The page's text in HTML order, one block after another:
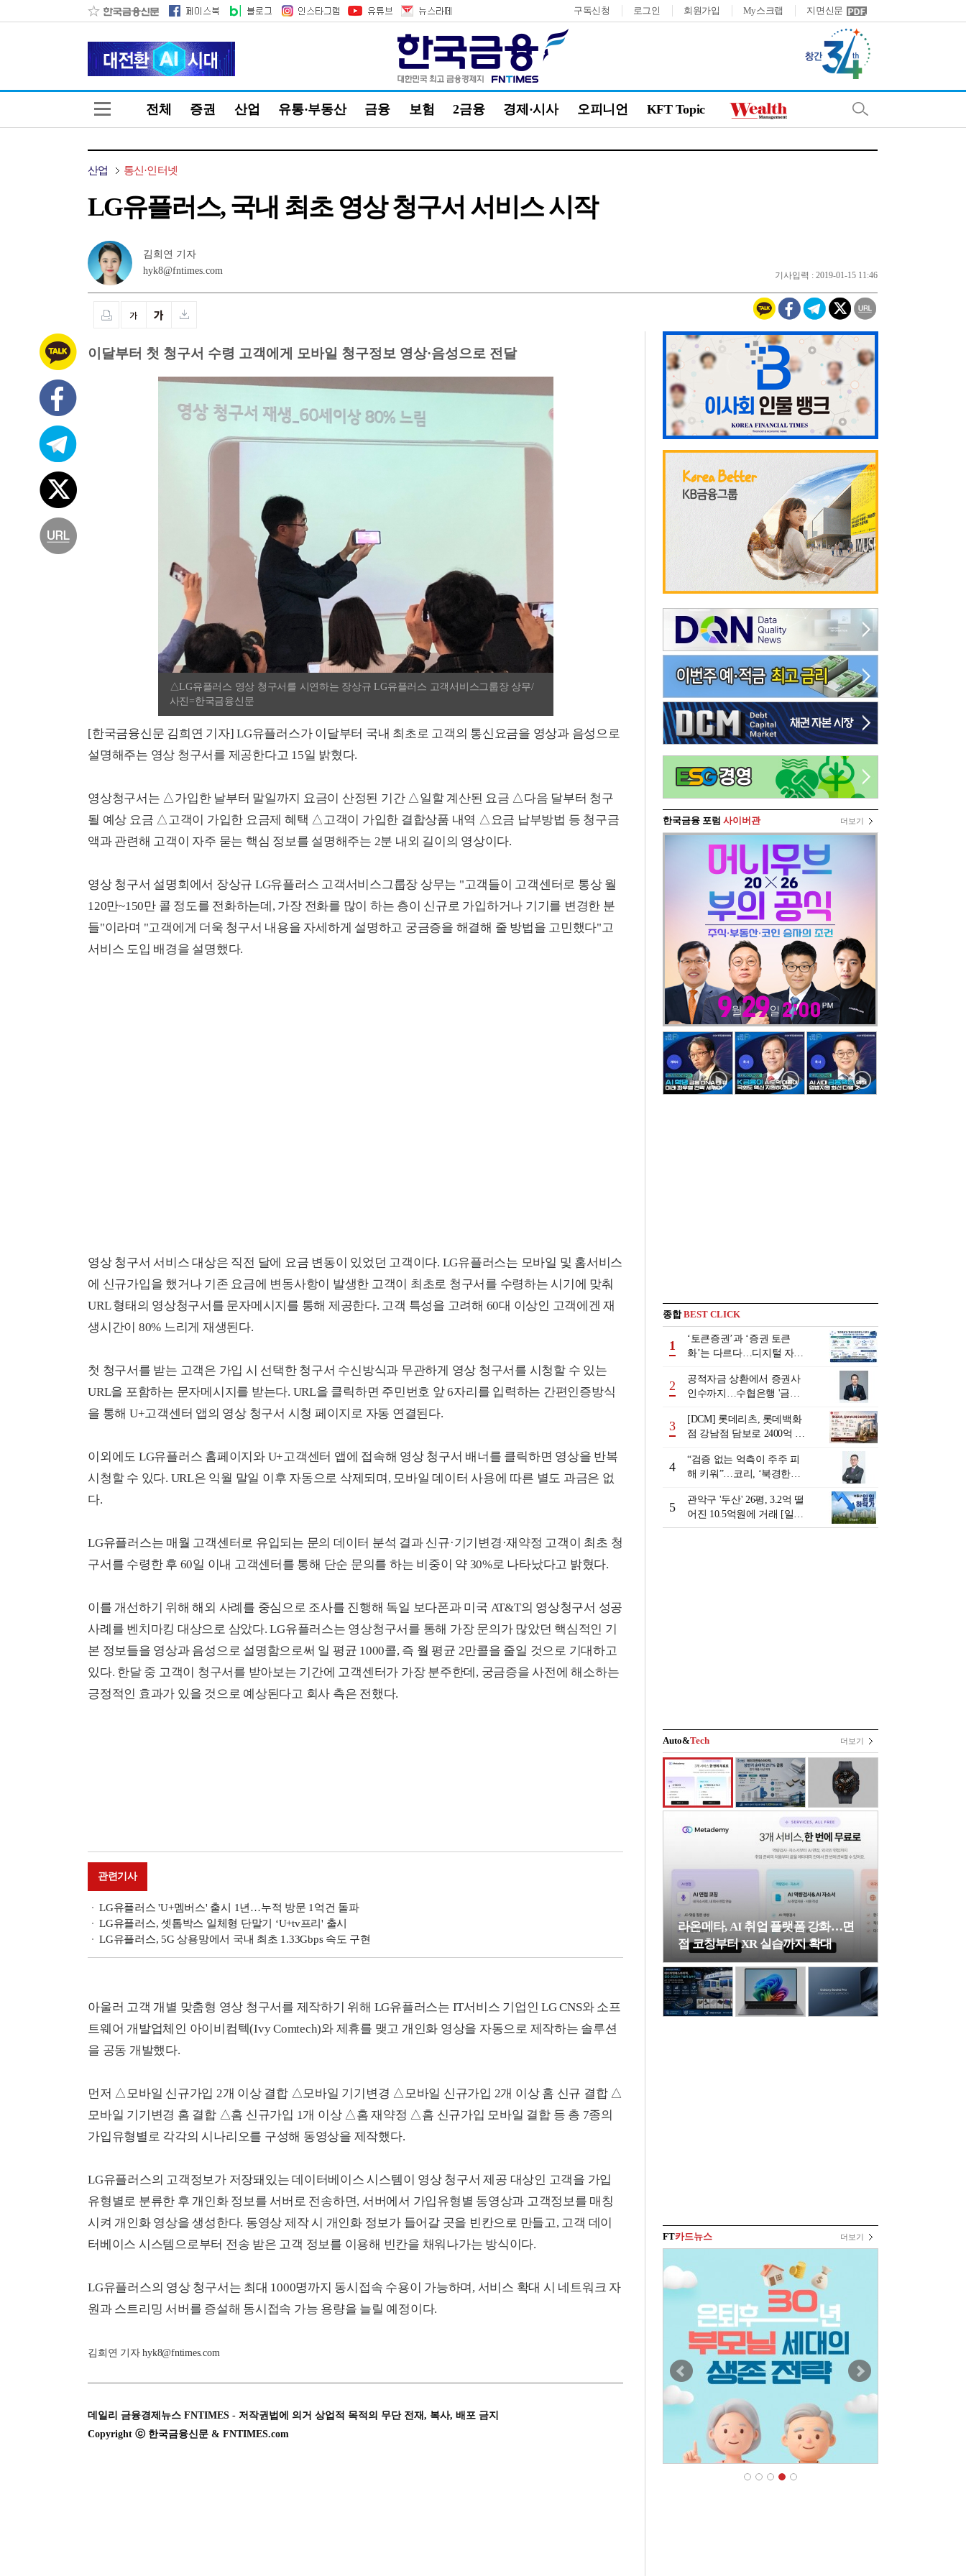
구독신청 로그인 회원가입 My스크랩 지면신문
전체 증권 산업 유통·부동산 금융 보험 2금융 경제·시사 오피니언 KFT Topic
산업 통신·인터넷
LG유플러스, 국내 최초 영상 청구서 서비스 시작
김희연 기자
hyk8@fntimes.com
기사입력 : 2019-01-15 11:46
이달부터 첫 청구서 수령 고객에게 모바일 청구정보 영상·음성으로 전달
△LG유플러스 영상 청구서를 시연하는 장상규 LG유플러스 고객서비스그룹장 상무/
사진=한국금융신문
[한국금융신문 김희연 기자] LG유플러스가 이달부터 국내 최초로 고객의 통신요금을 영상과 음성으로
설명해주는 영상 청구서를 제공한다고 15일 밝혔다.
영상청구서는 △가입한 날부터 말일까지 요금이 산정된 기간 △일할 계산된 요금 △다음 달부터 청구
될 예상 요금 △고객이 가입한 요금제 혜택 △고객이 가입한 결합상품 내역 △요금 납부방법 등 청구금
액과 관련해 고객이 자주 묻는 핵심 정보를 설명해주는 2분 내외 길이의 영상이다.
영상 청구서 설명회에서 장상규 LG유플러스 고객서비스그룹장 상무는 "고객들이 고객센터로 통상 월
120만~150만 콜 정도를 전화하는데, 가장 전화를 많이 하는 층이 신규로 가입하거나 기기를 변경한 분
들"이라며 "고객에게 더욱 청구서 내용을 자세하게 설명하고 궁금증을 해결해 줄 방법을 고민했다"고
서비스 도입 배경을 설명했다.
영상 청구서 서비스 대상은 직전 달에 요금 변동이 있었던 고객이다. LG유플러스는 모바일 및 홈서비스
에 신규가입을 했거나 기존 요금에 변동사항이 발생한 고객이 최초로 청구서를 수령하는 시기에 맞춰
URL 형태의 영상청구서를 문자메시지를 통해 제공한다. 고객 특성을 고려해 60대 이상인 고객에겐 재
생시간이 80% 느리게 재생된다.
첫 청구서를 받는 고객은 가입 시 선택한 청구서 수신방식과 무관하게 영상 청구서를 시청할 수 있는
URL을 포함하는 문자메시지를 받는다. URL을 클릭하면 주민번호 앞 6자리를 입력하는 간편인증방식
을 통해 U+고객센터 앱의 영상 청구서 시청 페이지로 자동 연결된다.
이외에도 LG유플러스 홈페이지와 U+고객센터 앱에 접속해 영상 청구서 배너를 클릭하면 영상을 반복
시청할 수 있다. URL은 익월 말일 이후 자동으로 삭제되며, 모바일 데이터 사용에 따른 별도 과금은 없
다.
LG유플러스는 매월 고객센터로 유입되는 문의 데이터 분석 결과 신규·기기변경·재약정 고객이 최초 청
구서를 수령한 후 60일 이내 고객센터를 통해 단순 문의를 하는 비중이 약 30%로 나타났다고 밝혔다.
이를 개선하기 위해 해외 사례를 중심으로 조사를 진행해 독일 보다폰과 미국 AT&T의 영상청구서 성공
사례를 벤치마킹 대상으로 삼았다. LG유플러스는 영상청구서를 통해 가장 문의가 많았던 핵심적인 기
본 정보들을 영상과 음성으로 설명함으로써 일 평균 1000콜, 즉 월 평균 2만콜을 줄일 것으로 기대하고
있다. 한달 중 고객이 청구서를 받아보는 기간에 고객센터가 가장 분주한데, 궁금증을 사전에 해소하는
긍정적인 효과가 있을 것으로 예상된다고 회사 측은 전했다.
관련기사
LG유플러스 'U+멤버스' 출시 1년…누적 방문 1억건 돌파
LG유플러스, 셋톱박스 일체형 단말기 ‘U+tv프리' 출시
LG유플러스, 5G 상용망에서 국내 최초 1.33Gbps 속도 구현
아울러 고객 개별 맞춤형 영상 청구서를 제작하기 위해 LG유플러스는 IT서비스 기업인 LG CNS와 소프
트웨어 개발업체인 아이비컴텍(Ivy Comtech)와 제휴를 맺고 개인화 영상을 자동으로 제작하는 솔루션
을 공동 개발했다.
먼저 △모바일 신규가입 2개 이상 결합 △모바일 기기변경 △모바일 신규가입 2개 이상 홈 신규 결합 △
모바일 기기변경 홈 결합 △홈 신규가입 1개 이상 △홈 재약정 △홈 신규가입 모바일 결합 등 총 7종의
가입유형별로 각각의 시나리오를 구성해 동영상을 제작했다.
LG유플러스의 고객정보가 저장돼있는 데이터베이스 시스템이 영상 청구서 제공 대상인 고객을 가입
유형별로 분류한 후 개인화 정보를 서버로 전송하면, 서버에서 가입유형별 동영상과 고객정보를 매칭
시켜 개인화 영상을 생성한다. 동영상 제작 시 개인화 정보가 들어갈 곳을 빈칸으로 만들고, 고객 데이
터베이스 시스템으로부터 전송 받은 고객 정보를 이용해 빈칸을 채워나가는 방식이다.
LG유플러스의 영상 청구서는 최대 1000명까지 동시접속 수용이 가능하며, 서비스 확대 시 네트워크 자
원과 스트리밍 서버를 증설해 동시접속 가능 용량을 늘릴 예정이다.
김희연 기자 hyk8@fntimes.com
데일리 금융경제뉴스 FNTIMES - 저작권법에 의거 상업적 목적의 무단 전재, 복사, 배포 금지
Copyright ⓒ 한국금융신문 & FNTIMES.com
한국금융 포럼 사이버관 더보기
종합BEST CLICK
1
‘토큰증권’과 ‘증권 토큰
화’는 다르다…디지털 자본
2
공적자금 상환에서 증권사
인수까지…수협은행 '금융
행 금융그룹의 꿈①]
3
[DCM] 롯데리츠, 롯데백화
점 강남점 담보로 2400억 조
4
“검증 없는 억측이 주주 피
해 키워”…코리, ‘북경한미
5
관악구 '두산' 26평, 3.2억 떨
어진 10.5억원에 거래 [일일
하락가]
Auto&Tech 더보기
라온메타, AI 취업 플랫폼 강화…면
접 코칭부터 XR 실습까지 확대
FT카드뉴스 더보기